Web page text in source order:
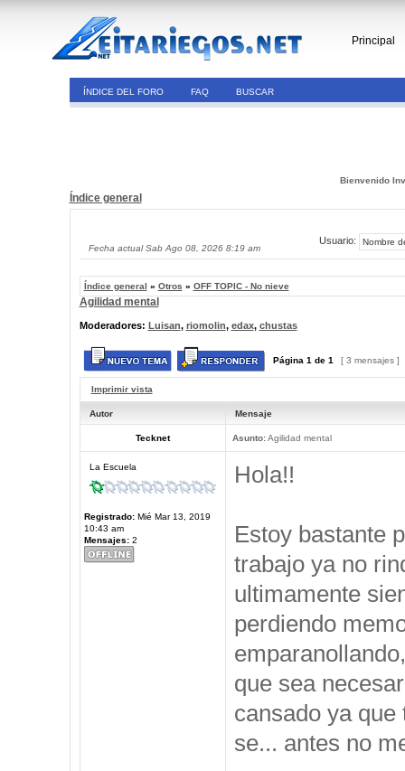
Principal
ÍNDICE DEL FORO FAQ BUSCAR
Bienvenido
Índice general
Fecha actual Sab Ago 08, 2026 8:19 am
Usuario:
Índice general » Otros » OFF TOPIC - No nieve
Agilidad mental
Moderadores: Luisan, riomolin, edax, chustas
Página 1 de 1 [ 3 mensajes ]
Imprimir vista
Autor Mensaje
Tecknet Asunto:Agilidad mental
La Escuela
Registrado:Mié Mar 13, 2019
10:43 am
Mensajes:2
Hola!!
Estoy bastante
trabajo ya no
ultimamente
perdiendo
que sea
cansado ya
se... antes no